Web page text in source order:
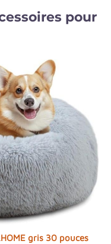
pour
gris 30 pouces